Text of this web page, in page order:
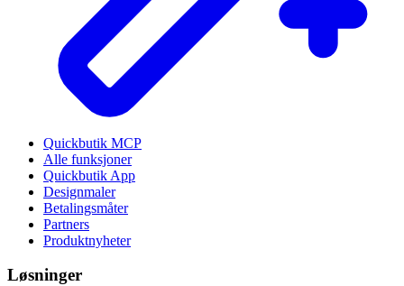
Quickbutik MCP
Alle funksjoner
Quickbutik App
Designmaler
Betalingsmåter
Partners
Produktnyheter
Løsninger